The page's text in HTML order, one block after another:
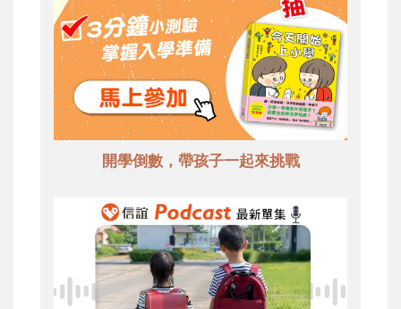
開學倒數，帶孩子一起來挑戰